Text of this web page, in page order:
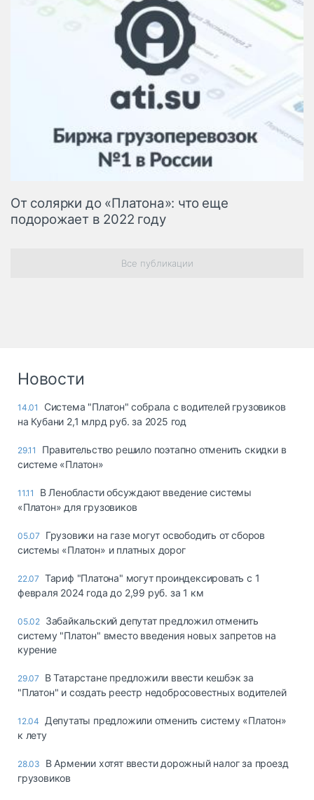
От солярки до «Платона»: что еще
подорожает в 2022 году
Все публикации
Новости
14.01
Система "Платон" собрала с водителей грузовиков
на Кубани 2,1 млрд руб. за 2025 год
29.11
Правительство решило поэтапно отменить скидки в
системе «Платон»
11.11
В Ленобласти обсуждают введение системы
«Платон» для грузовиков
05.07
Грузовики на газе могут освободить от сборов
системы «Платон» и платных дорог
22.07 Тариф "Платона" могут проиндексировать с 1
февраля 2024 года до 2,99 руб. за 1 км
05.02 Забайкальский депутат предложил отменить
систему "Платон" вместо введения новых запретов на
курение
29.07
В Татарстане предложили ввести кешбэк за
"Платон" и создать реестр недобросовестных водителей
12.04
Депутаты предложили отменить систему «Платон»
к лету
28.03
В Армении хотят ввести дорожный налог за проезд
грузовиков